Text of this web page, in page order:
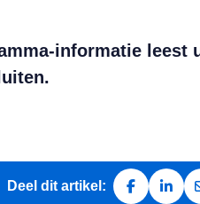
informatie leest
Deel dit artikel:
Deel opDeel